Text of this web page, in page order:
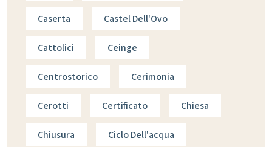
Caserta Castel Dell'Ovo
Cattolici Ceinge
Centrostorico Cerimonia
Cerotti Certificato Chiesa
Chiusura Ciclo Dell'acqua